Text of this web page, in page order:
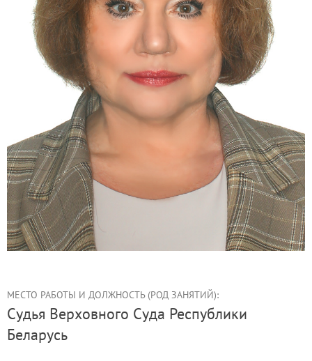
МЕСТО РАБОТЫ И ДОЛЖНОСТЬ (РОД ЗАНЯТИЙ):
судья Верховного Суда Республики
Беларусь